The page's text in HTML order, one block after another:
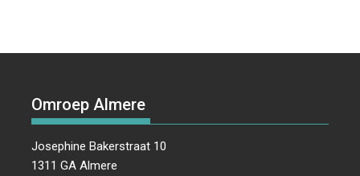
Omroep Almere
Josephine Bakerstraat 10
1311 GA Almere